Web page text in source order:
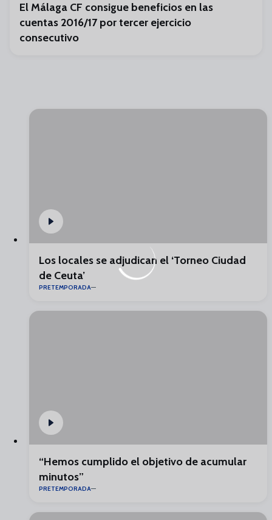
El Málaga CF consigue beneficios en las
cuentas 2016/17 por tercer ejercicio
consecutivo
Los locales se adjudican el ‘Torneo Ciudad
de Ceuta’
PRETEMPORADA
“Hemos cumplido el objetivo de acumular
minutos”
PRETEMPORADA